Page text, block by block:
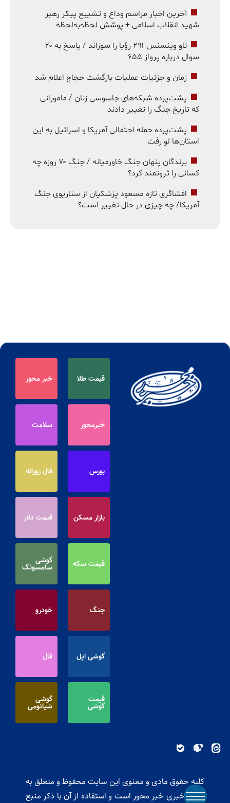
آخرین اخبار مراسم وداع و تشییع پیکر رهبر
شهید انقلاب اسلامی + پوشش لحظه‌به‌لحظه
ناو وینسنس ۲۹۱ رؤیا را سوزاند / پاسخ به ۲۰
سوال درباره پرواز ۶۵۵
زمان و جزئیات عملیات بازگشت حجاج اعلام شد
پشت‌پرده شبکه‌های جاسوسی زنان / مامورانی
که تاریخ جنگ را تغییر دادند
پشت‌پرده حمله احتمالی آمریکا و اسرائیل به این
استان‌ها لو رفت
برندگان پنهان جنگ خاورمیانه / جنگ ۷۰ روزه چه
کسانی را ثروتمند کرد؟
افشاگری تازه مسعود پزشکیان از سناریوی جنگ
آمریکا/ چه چیزی در حال تغییر است؟
قیمت طلا خبر محور
خبرمحور سلامت
بورس فال روزانه
بازار مسکن قیمت دلار
قیمت سکه گوشی
سامسونگ
جنگ خودرو
گوشی اپل فال
قیمت
گوشی
گوشی
شیائومی
کلیه حقوق مادی و معنوی این سایت محفوظ و متعلق به
پایگاه خبری خبر محور است و استفاده از آن با ذکر منبع